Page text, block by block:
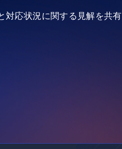
対応状況に関する見解を共有